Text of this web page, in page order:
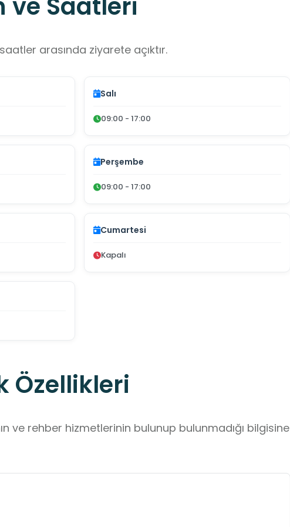
arasında ziyarete açıktır.
Salı
09:00 - 17:00
Perşembe
09:00 - 17:00
Cumartesi
Kapalı
Özellikleri
ve rehber hizmetlerinin bulunup bulunmadığı bilgisine